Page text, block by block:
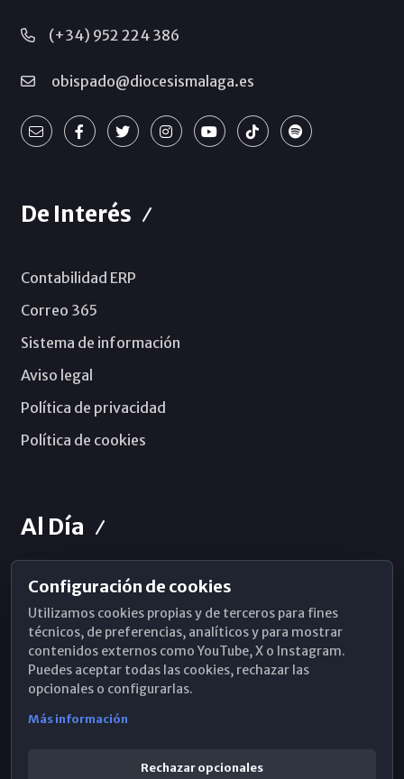
(+34) 952 224 386
obispado@diocesismalaga.es
De Interés
Contabilidad ERP
Correo 365
Sistema de información
Aviso legal
Política de privacidad
Política de cookies
Al Día
Horarios de Misa
Hemeroteca
WhatsApp
Configuración de cookies
Utilizamos cookies propias y de terceros para fines
técnicos, de preferencias, analíticos y para mostrar
contenidos externos como YouTube, X o Instagram.
Puedes aceptar todas las cookies, rechazar las
opcionales o configurarlas.
Más información
Rechazar opcionales